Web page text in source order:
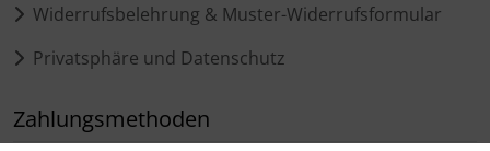
Widerrufsbelehrung & Muster-Widerrufsformular
Privatsphäre und Datenschutz
Zahlungsmethoden